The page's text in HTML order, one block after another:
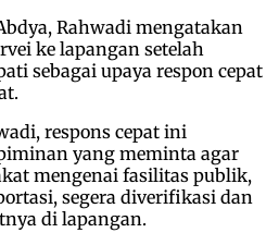
Rahwadi mengatakan
ke lapangan setelah
sebagai upaya respon cepat
respons cepat ini
yang meminta agar
mengenai fasilitas publik,
segera diverifikasi dan
di lapangan.